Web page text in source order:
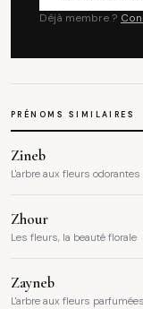
Déjà membre ?
PRÉNOMS SIMILAIRES
Zineb
L'arbre aux fleurs odorantes
Zhour
Les fleurs, la beauté florale
Zayneb
L'arbre aux fleurs parfumées